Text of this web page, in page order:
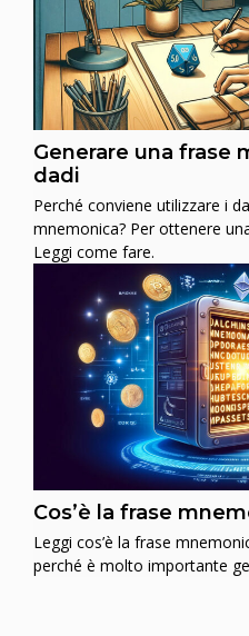
Generare una frase
dadi
Perché conviene utilizzare i
mnemonica? Per ottenere
Leggi come fare.
Cos’è la frase
Leggi cos’è la frase
perché è molto importante